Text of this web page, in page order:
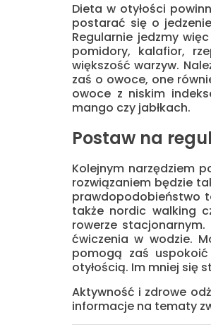
Dieta w otyłości
postarać się o
Regularnie jedzmy
pomidory, kalafior,
większość warzyw.
zaś o owoce, one
owoce z niskim
mango czy jabłkach.
Postaw na
Kolejnym narzędziem
rozwiązaniem będzie
prawdopodobieństwo
także nordic walking
rowerze
ćwiczenia w wodzie.
pomogą zaś
otyłością. Im mniej się
Aktywność i zdrowe
informacje na tematy